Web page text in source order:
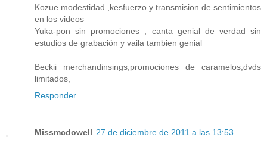
Kozue modestidad ,kesfuerzo y transmision de sentimientos
en los videos
Yuka-pon sin promociones , canta genial de verdad sin
estudios de grabación y vaila tambien genial
Beckii merchandinsings,promociones de caramelos,dvds
limitados,
Responder
Missmcdowell 27 de diciembre de 2011 a las 13:53